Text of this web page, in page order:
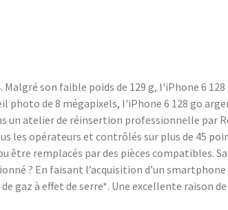
son faible poids de 129 g, l'iPhone 6
photo de 8 mégapixels, l'iPhone 6 128 go
atelier de réinsertion professionnelle par
les opérateurs et contrôlés sur plus de 45
remplacés par des pièces compatibles.
? En faisant l’acquisition d’un
à effet de serre*. Une excellente raison